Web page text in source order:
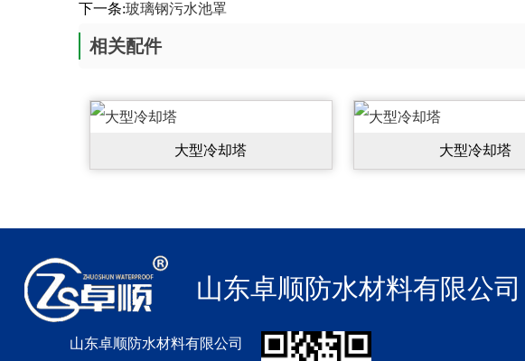
下一条:玻璃钢污水池罩
相关配件
大型冷却塔 大型冷却塔
山东卓顺防水材料有限公司
山东卓顺防水材料有限公司